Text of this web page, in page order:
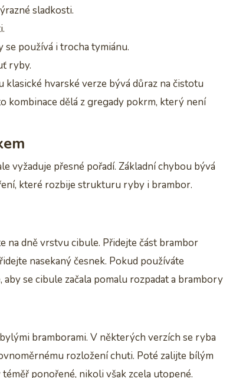
sladkosti.
používá i trocha tymiánu.
ryby.
hvarské verze bývá důraz na čistotu
kombinace dělá z gregady pokrm, který není
vyžaduje přesné pořadí. Základní chybou bývá
které rozbije strukturu ryby i brambor.
dně vrstvu cibule. Přidejte část brambor
nasekaný česnek. Pokud používáte
se cibule začala pomalu rozpadat a brambory
bramborami. V některých verzích se ryba
rozložení chuti. Poté zalijte bílým
ponořené, nikoli však zcela utopené.